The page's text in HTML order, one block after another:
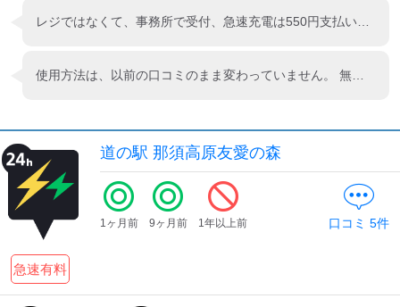
道の駅 那須高原友愛の森
急速有料
1ヶ月前 9ヶ月前 1年以上前 口コミ 5件